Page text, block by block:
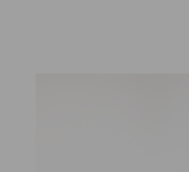
participantes
propostas
preço máximo